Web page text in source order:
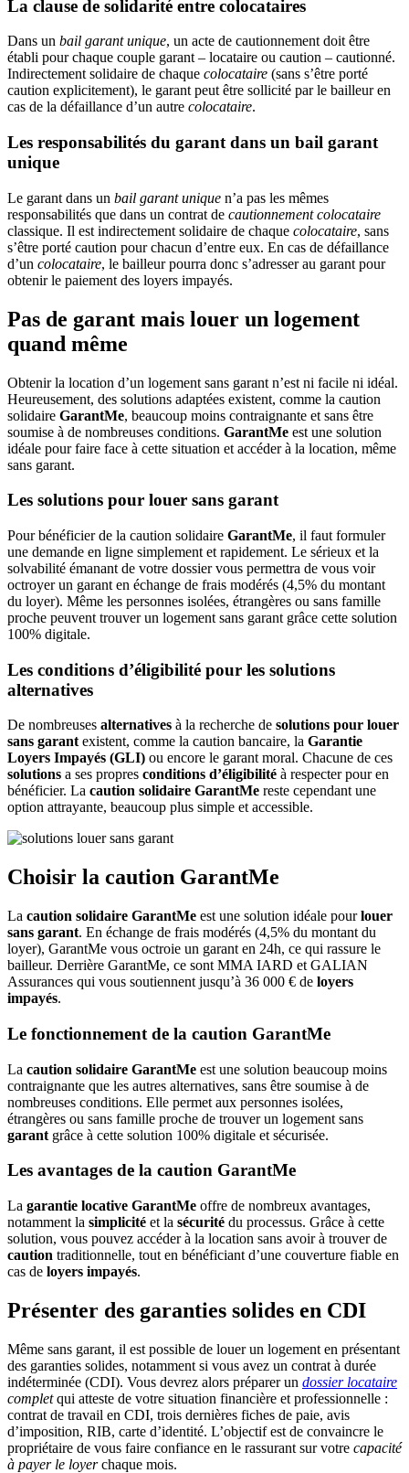
La clause de solidarité entre colocataires
Dans un bail garant unique, un acte de cautionnement doit être
établi pour chaque couple garant – locataire ou caution – cautionné.
Indirectement solidaire de chaque colocataire (sans s’être porté
caution explicitement), le garant peut être sollicité par le bailleur en
cas de la défaillance d’un autre colocataire.
Les responsabilités du garant dans un bail garant
unique
Le garant dans un bail garant unique n’a pas les mêmes
responsabilités que dans un contrat de cautionnement colocataire
classique. Il est indirectement solidaire de chaque colocataire, sans
s’être porté caution pour chacun d’entre eux. En cas de défaillance
d’un colocataire, le bailleur pourra donc s’adresser au garant pour
obtenir le paiement des loyers impayés.
Pas de garant mais louer un logement
quand même
Obtenir la location d’un logement sans garant n’est ni facile ni idéal.
Heureusement, des solutions adaptées existent, comme la caution
solidaire GarantMe, beaucoup moins contraignante et sans être
soumise à de nombreuses conditions. GarantMe est une solution
idéale pour faire face à cette situation et accéder à la location, même
sans garant.
Les solutions pour louer sans garant
Pour bénéficier de la caution solidaire GarantMe, il faut formuler
une demande en ligne simplement et rapidement. Le sérieux et la
solvabilité émanant de votre dossier vous permettra de vous voir
octroyer un garant en échange de frais modérés (4,5% du montant
du loyer). Même les personnes isolées, étrangères ou sans famille
proche peuvent trouver un logement sans garant grâce cette solution
100% digitale.
Les conditions d’éligibilité pour les solutions
alternatives
De nombreuses alternatives à la recherche de solutions pour louer
sans garantexistent, comme la caution bancaire, la Garantie
Loyers Impayés (GLI) ou encore le garant moral. Chacune de ces
solutions a ses propres conditions d’éligibilité à respecter pour en
bénéficier. La caution solidaire GarantMe reste cependant une
option attrayante, beaucoup plus simple et accessible.
Choisir la caution GarantMe
La caution solidaire GarantMe est une solution idéale pourlouer
sans garant. En échange de frais modérés (4,5% du montant du
loyer), GarantMe vous octroie un garant en 24h, ce qui rassure le
bailleur. Derrière GarantMe, ce sont MMA IARD et GALIAN
Assurances qui vous soutiennent jusqu’à 36 000 € de loyers
impayés.
Le fonctionnement de la caution GarantMe
La caution solidaire GarantMe est une solution beaucoup moins
contraignante que les autres alternatives, sans être soumise à de
nombreuses conditions. Elle permet aux personnes isolées,
étrangères ou sans famille proche de trouver un logement sans
garant grâce à cette solution 100% digitale et sécurisée.
Les avantages de la caution GarantMe
La garantie locative GarantMe offre de nombreux avantages,
notamment la simplicité et la sécurité du processus. Grâce à cette
solution, vous pouvez accéder à la location sans avoir à trouver de
caution traditionnelle, tout en bénéficiant d’une couverture fiable en
cas de loyers impayés.
Présenter des garanties solides en CDI
Même sans garant, il est possible de louer un logement en présentant
des garanties solides, notamment si vous avez un contrat à durée
indéterminée (CDI). Vous devrez alors préparer un dossier locataire
completqui atteste de votre situation financière et professionnelle :
contrat de travail en CDI, trois dernières fiches de paie, avis
d’imposition, RIB, carte d’identité. L’objectif est de convaincre le
propriétaire de vous faire confiance en le rassurant sur votre capacité
à payer le loyerchaque mois.